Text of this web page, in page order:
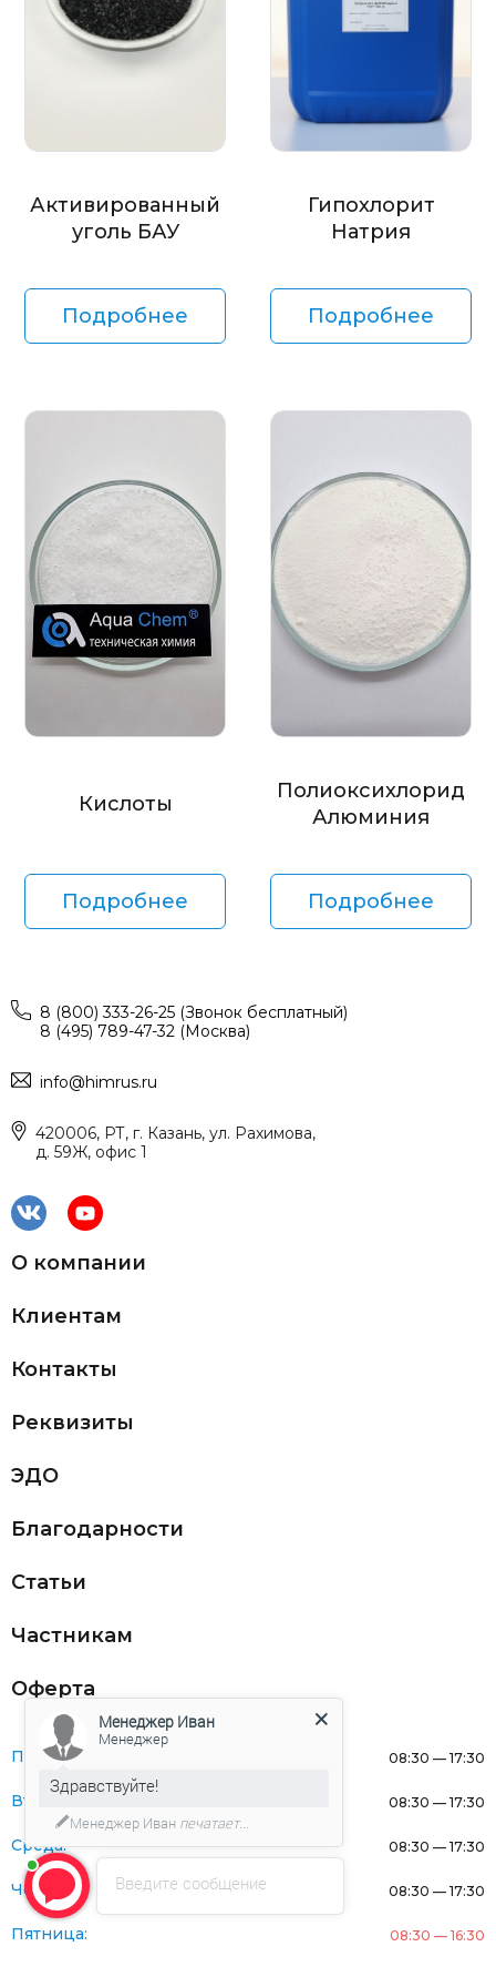
Активированный
уголь БАУ
Подробнее
Гипохлорит
Натрия
Подробнее
Кислоты
Подробнее
Полиоксихлорид
Алюминия
Подробнее
8 (800) 333-26-25 (Звонок бесплатный)
8 (495) 789-47-32 (Москва)
info@himrus.ru
420006, РТ, г. Казань, ул. Рахимова,
д. 59Ж, офис 1
О компании
Клиентам
Контакты
Реквизиты
ЭДО
Благодарности
Статьи
Частникам
Оферта
Понедельник: 08:30 — 17:30
Вторник: 08:30 — 17:30
Среда: 08:30 — 17:30
Четверг: 08:30 — 17:30
Пятница: 08:30 — 16:30
Введите сообщение
Менеджер Иван
Менеджер
Здравствуйте!
Менеджер Иван печатает...